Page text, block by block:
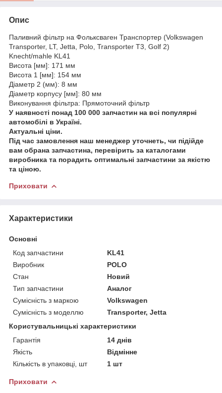
Опис
Паливний фільтр на Фольксваген Транспортер (Volkswagen
Transporter, LT, Jetta, Polo, Transporter T3, Golf 2)
Knecht/mahle KL41
Висота [мм]: 171 мм
Висота 1 [мм]: 154 мм
Діаметр 2 (мм): 8 мм
Діаметр корпусу [мм]: 80 мм
Виконування фільтра: Прямоточний фільтр
У наявності понад 100 000 запчастин на всі популярні
автомобілі в Україні.
Актуальні ціни.
Під час замовлення наш менеджер уточнеть, чи підійде
вам обрана запчастина, перевірить за каталогами
виробника та порадить оптимальні запчастини за якістю
та ціною.
Приховати
Характеристики
Основні
Код запчастини
KL41
Виробник
POLO
Стан
Новий
Тип запчастини
Аналог
Сумісність з маркою
Volkswagen
Сумісність з моделлю
Transporter, Jetta
Користувальницькі характеристики
Гарантія
14 днів
Якість
Відмінне
Кількість в упаковці, шт
1 шт
Приховати